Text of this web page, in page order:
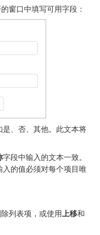
窗口中填写可用字段：
、否、其他。此文本将
字段中输入的文本一致。
的值必须对每个项目唯
列表项，或使用上移和